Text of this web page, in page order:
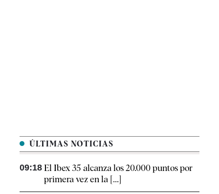
ÚLTIMAS NOTICIAS
09:18 El Ibex 35 alcanza los 20.000 puntos por
primera vez en la [...]